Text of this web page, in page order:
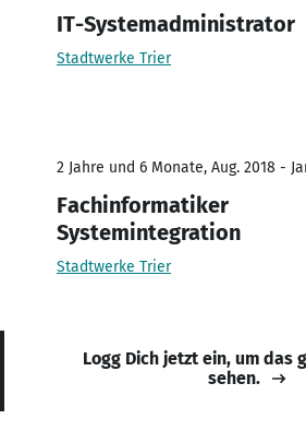
IT-Systemadministrator
Stadtwerke Trier
2 Jahre und 6 Monate, Aug. 2018 -
Fachinformatiker
Systemintegration
Stadtwerke Trier
Logg Dich jetzt ein, um das
sehen.